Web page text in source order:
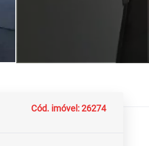
Cód. imóvel: 26274